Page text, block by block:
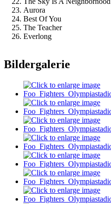
Aurora
Best Of You
The Teacher
Everlong
Bildergalerie